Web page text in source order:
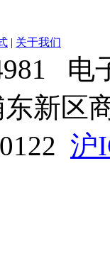
| 关于我们
电
新区
沪